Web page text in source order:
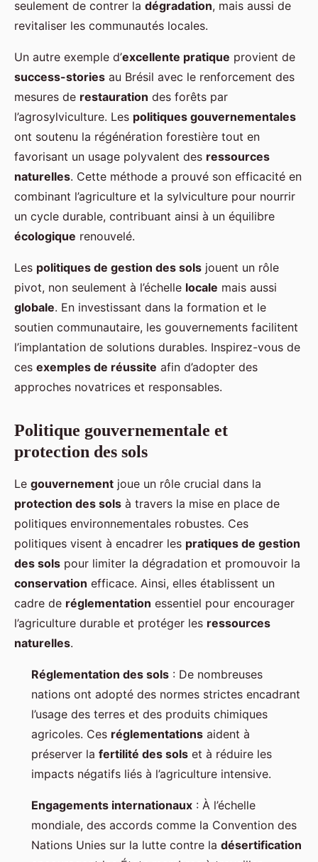
seulement de contrer la dégradation, mais aussi de
revitaliser les communautés locales.
Un autre exemple d’excellente pratique provient de
success-stories au Brésil avec le renforcement des
mesures de restauration des forêts par
l’agrosylviculture. Les politiques gouvernementales
ont soutenu la régénération forestière tout en
favorisant un usage polyvalent des ressources
naturelles. Cette méthode a prouvé son efficacité en
combinant l’agriculture et la sylviculture pour nourrir
un cycle durable, contribuant ainsi à un équilibre
écologique renouvelé.
Les politiques de gestion des sols jouent un rôle
pivot, non seulement à l’échelle locale mais aussi
globale. En investissant dans la formation et le
soutien communautaire, les gouvernements facilitent
l’implantation de solutions durables. Inspirez-vous de
ces exemples de réussite afin d’adopter des
approches novatrices et responsables.
Politique gouvernementale et
protection des sols
Le gouvernement joue un rôle crucial dans la
protection des sols à travers la mise en place de
politiques environnementales robustes. Ces
politiques visent à encadrer les pratiques de gestion
des sols pour limiter la dégradation et promouvoir la
conservation efficace. Ainsi, elles établissent un
cadre de réglementation essentiel pour encourager
l’agriculture durable et protéger les ressources
naturelles.
Réglementation des sols : De nombreuses
nations ont adopté des normes strictes encadrant
l’usage des terres et des produits chimiques
agricoles. Ces réglementations aident à
préserver la fertilité des sols et à réduire les
impacts négatifs liés à l’agriculture intensive.
Engagements internationaux : À l’échelle
mondiale, des accords comme la Convention des
Nations Unies sur la lutte contre la désertification